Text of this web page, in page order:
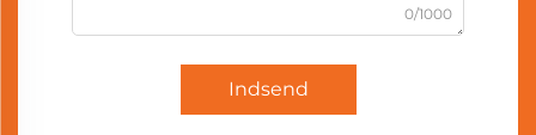
0/1000
Indsend